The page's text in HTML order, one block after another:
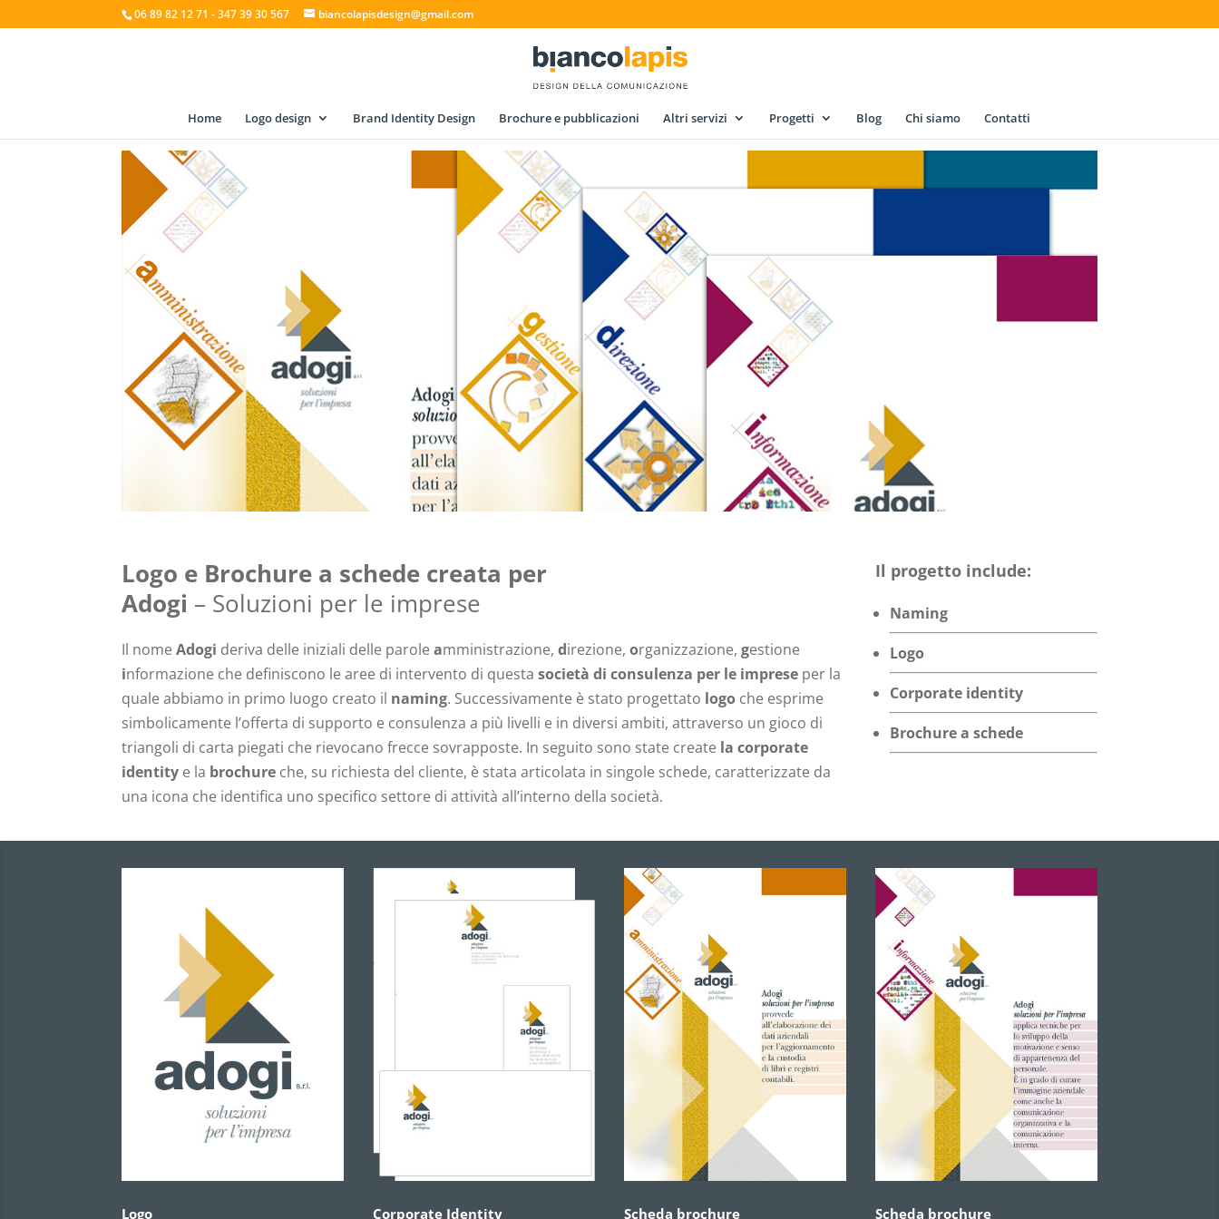
06 89 82 12 71 - 347 39 30 567 biancolapisdesign@gmail.com
Home Logo design Brand Identity Design Brochure e pubblicazioni Altri servizi Progetti Blog Chi siamo Contatti
Logo e Brochure a schede creata per
Adogi – Soluzioni per le imprese
Il nomeAdogi deriva delle iniziali delle paroleamministrazione,direzione,organizzazione,gestione
informazione che definiscono le aree di intervento di questasocietà di consulenza per le imprese per la
quale abbiamo in primo luogo creato il naming. Successivamente è stato progettato logo che esprime
simbolicamente l’offerta di supporto e consulenza a più livelli e in diversi ambiti, attraverso un gioco di
triangoli di carta piegati che rievocano frecce sovrapposte. In seguito sono state create la corporate
identity e la brochure che, su richiesta del cliente, è stata articolata in singole schede, caratterizzate da
una icona che identifica uno specifico settore di attività all’interno della società.
Il progetto include:
Naming
Logo
Corporate identity
Brochure a schede
Logo Corporate Identity Scheda brochure Scheda brochure